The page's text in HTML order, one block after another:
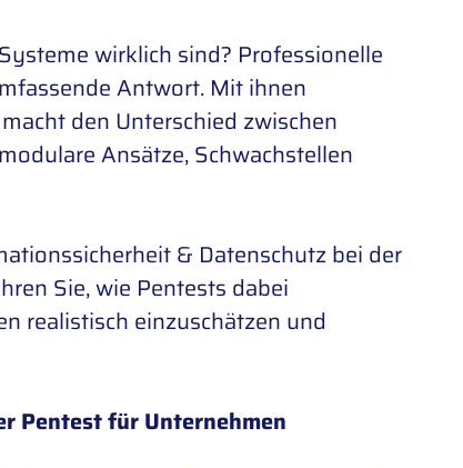
wirklich sind? Professionelle
Antwort. Mit ihnen
den Unterschied zwischen
Ansätze, Schwachstellen
& Datenschutz bei der
Sie, wie Pentests dabei
realistisch einzuschätzen und
Pentest für Unternehmen